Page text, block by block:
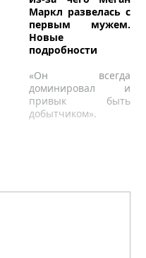
Маркл развелась с
первым мужем.
Новые
подробности
«Он всегда
доминировал и
привык быть
добытчиком».